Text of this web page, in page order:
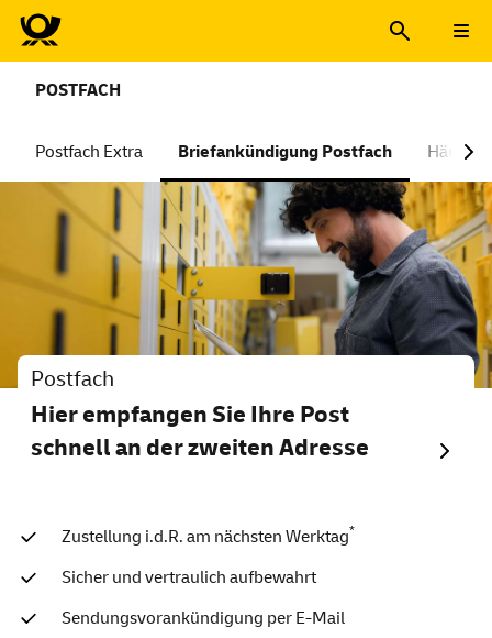
POSTFACH
Postfach Extra Briefankündigung Postfach Häufige
Postfach
Hier empfangen Sie Ihre Post
schnell an der zweiten Adresse
Zustellung i.d.R. am nächsten Werktag*
Sicher und vertraulich aufbewahrt
Sendungsvorankündigung per E-Mail